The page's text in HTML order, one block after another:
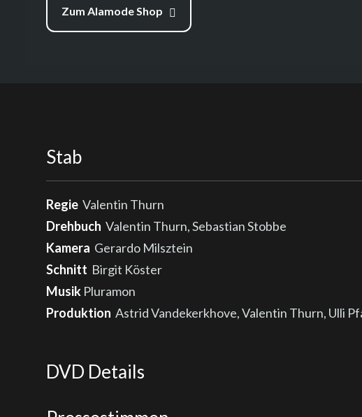
Zum Alamode Shop
Stab
Regie Valentin Thurn
Drehbuch Valentin Thurn, Sebastian Stobbe
Kamera Gerardo Milsztein
Schnitt Birgit Köster
Musik Pluramon
Produktion Astrid Vandekerkhove, Valentin Thurn, Ulli
DVD Details